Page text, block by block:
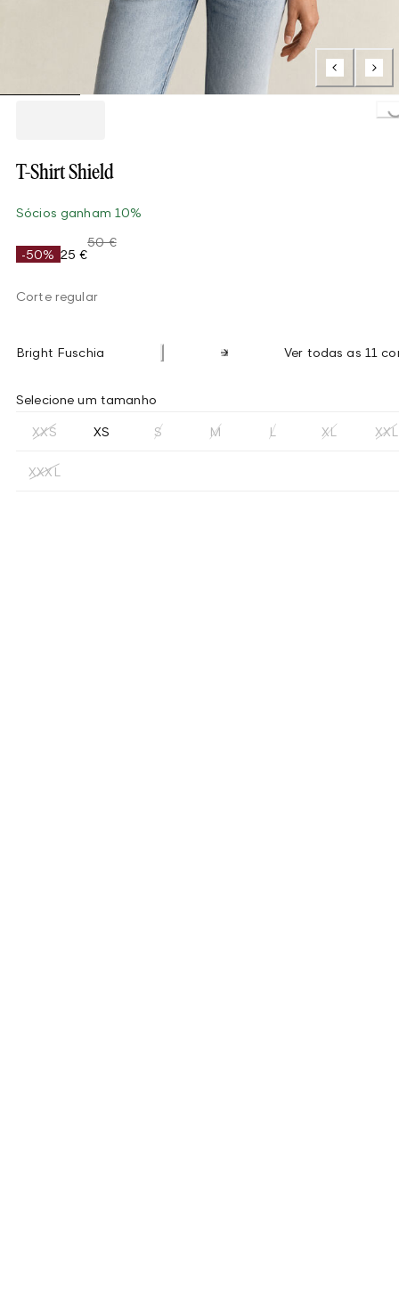
Loading...
T-Shirt Shield
Sócios ganham 10%
-50% 25 €
50 €
Corte regular
Bright Fuschia Ver todas as 11
Selecione um tamanho
XXS XS S M L XL XXL
XXXL